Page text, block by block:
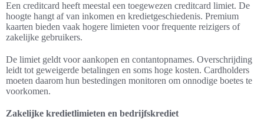
Een creditcard heeft meestal een toegewezen creditcard limiet. De
hoogte hangt af van inkomen en kredietgeschiedenis. Premium
kaarten bieden vaak hogere limieten voor frequente reizigers of
zakelijke gebruikers.
De limiet geldt voor aankopen en contantopnames. Overschrijding
leidt tot geweigerde betalingen en soms hoge kosten. Cardholders
moeten daarom hun bestedingen monitoren om onnodige boetes te
voorkomen.
Zakelijke kredietlimieten en bedrijfskrediet